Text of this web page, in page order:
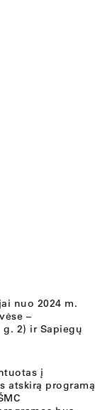
nuo 2024 m.
–
g. 2) ir Sapiegų
į
atskirą programą